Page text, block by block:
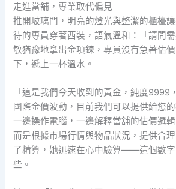
走進當舖，專業取代偏見
推開玻璃門，明亮的燈光與整潔的櫃檯
待的專員穿著西裝，語氣溫和：「請問
敏猶豫地拿出金項鍊，專員沒有急著估
下，遞上一杯溫水。
「這是我們今天收到的黃金，純度9999
國際金價波動，目前我們可以提供給您
一邊操作電腦，一邊解釋當舖的估價邏
而是根據市場行情與物品狀況，提供合
了精算，她迅速在心中驗算——這個數
些。